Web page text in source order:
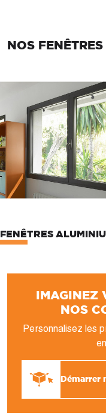
NOS FENÊTRES
FENÊTRES
IMAGINEZ
NOS
Personnalisez les
Démarrer